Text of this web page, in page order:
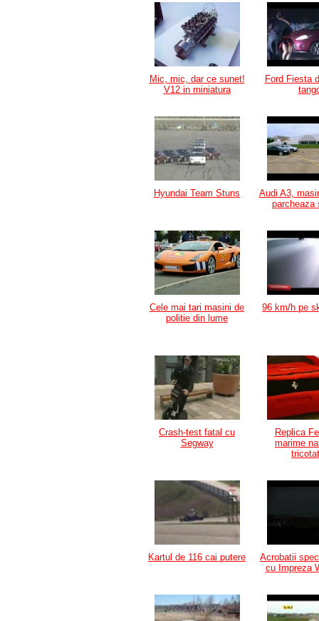
Mic, mic, dar ce sunet!
V12 in miniatura
Ford Fiesta
Hyundai Team Stuns
Audi A3,
parcheaza
Cele mai tari masini de
politie din lume
96 km/h pe
Crash-test fatal cu
Segway
Replica
marime
Kartul de 116 cai putere
Acrobatii
cu Impreza